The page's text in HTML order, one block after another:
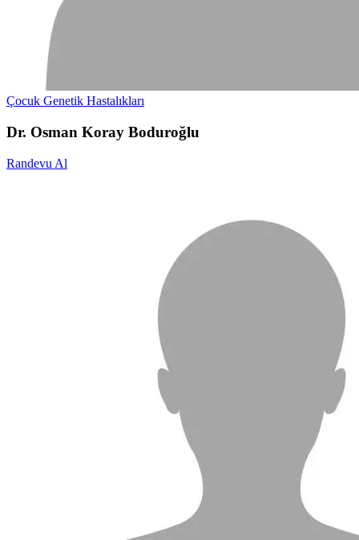
Çocuk Genetik Hastalıkları
Dr. Osman Koray Boduroğlu
Randevu Al